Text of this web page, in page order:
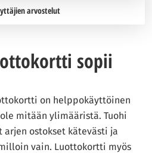
arvostelut
sopii
on helppokäyttöinen
mitään ylimääristä. Tuohi
ostokset kätevästi ja
vain. Luottokortti myös